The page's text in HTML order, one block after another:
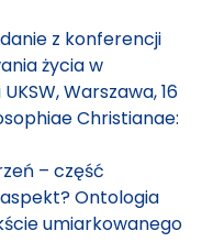
z konferencji
życia w
Warszawa, 16
Christianae:
– część
Ontologia
umiarkowanego